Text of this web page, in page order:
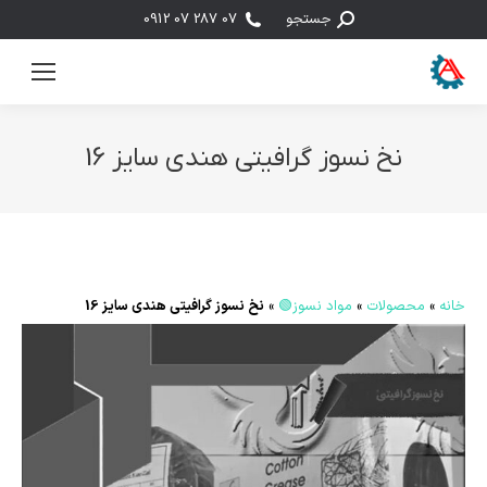
جستجو:جستجو 07 287 07 0912
نخ نسوز گرافیتی هندی سایز 16
خانه » محصولات » مواد نسوز🟢 » نخ نسوز گرافیتی هندی سایز 16